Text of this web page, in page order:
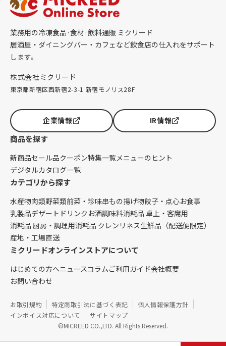
業務用の冷凍食品·食材·飲料通販 ミクリード
居酒屋・ダイニングバー・カフェなど飲食店の仕入れをサポート
します。
株式会社ミクリード
東京都新宿区西新宿2-3-1 新宿モノリス28F
企業情報 IR情報
商品を探す
新商品セール品クーポン特集一覧メニューのヒント
デジタルカタログ一覧
カテゴリから探す
水産物肉類野菜類前菜・珍味串もの揚げ物餃子・点心お食事
乳製品デザート ドリンク お酒調味料消耗品 卓上・客席用
消耗品 厨房・調理用消耗品 クレンリネス生鮮品（配送便限定）
産地・工場直送
ミクリードオンラインストアについて
はじめての方へニュースコラムご利用ガイド会社概要
お問い合わせ
©MICREED CO.,LTD. All Rights Reserved.
お取引規約 特定商取引法に基づく表記
個人情報保護方針
インボイス対応について
サイトマップ